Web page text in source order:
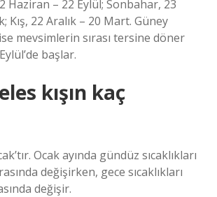
Haziran – 22 Eylül; Sonbahar, 23
Kış, 22 Aralık – 20 Mart. Güney
mevsimlerin sırası tersine döner
başlar.
kışın kaç
Ocak ayında gündüz sıcaklıkları
değişirken, gece sıcaklıkları
değişir.